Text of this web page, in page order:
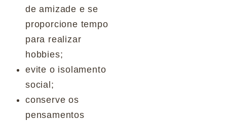
de amizade e se
proporcione tempo
para realizar
hobbies;
evite o isolamento
social;
conserve os
pensamentos